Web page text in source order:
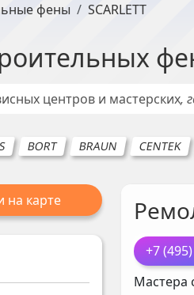
фены SCARLETT
центров и мастерских,
BORT BRAUN CENTEK
на карте
+7
Мастера